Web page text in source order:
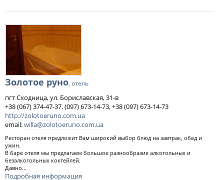
Золотое руно, отель
пгт Сходница, ул. Бориславская, 31-в
+38 (067) 374-47-37, (097) 673-14-73, +38 (097) 673-14-73
http://zolotoeruno.com.ua
email:willa@zolotoeruno.com.ua
Ресторан отеля предложит Вам широкий выбор блюд на завтрак, обед и
ужин.
В баре отеля мы предлагаем большое разнообразие алкогольных и
безалкогольных коктейлей.
Давно...
Подробная информация